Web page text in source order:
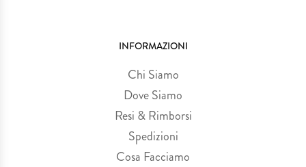
INFORMAZIONI
Chi Siamo
Dove Siamo
Resi & Rimborsi
Spedizioni
Cosa Facciamo